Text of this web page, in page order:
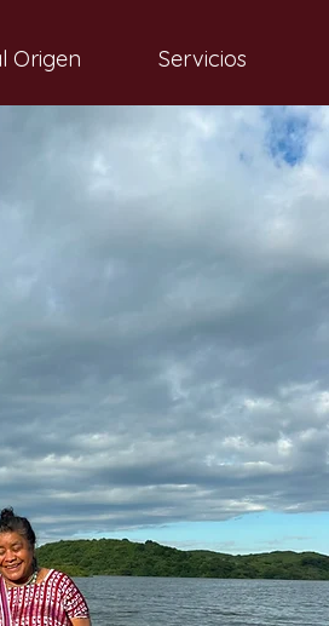
Origen Servicios